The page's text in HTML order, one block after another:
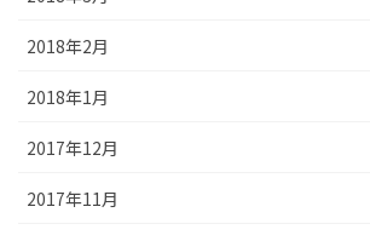
2018年2月
2018年1月
2017年12月
2017年11月